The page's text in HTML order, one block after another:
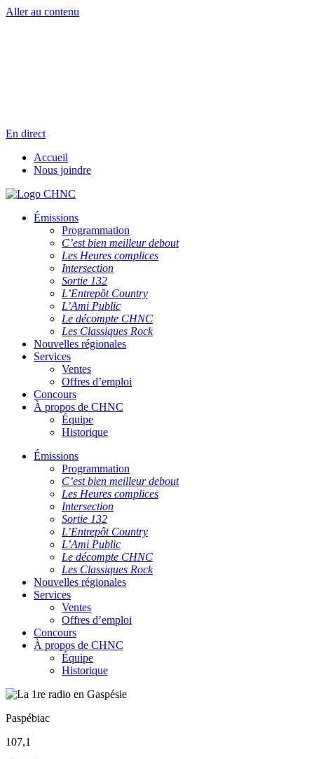
Aller au contenu
En direct
Accueil
Nous joindre
Émissions
Programmation
C’est bien meilleur debout
Les Heures complices
Intersection
Sortie 132
L’Entrepôt Country
L’Ami Public
Le décompte CHNC
Les Classiques Rock
Nouvelles régionales
Services
Ventes
Offres d’emploi
Concours
À propos de CHNC
Équipe
Historique
Émissions
Programmation
C’est bien meilleur debout
Les Heures complices
Intersection
Sortie 132
L’Entrepôt Country
L’Ami Public
Le décompte CHNC
Les Classiques Rock
Nouvelles régionales
Services
Ventes
Offres d’emploi
Concours
À propos de CHNC
Équipe
Historique
Paspébiac
107,1